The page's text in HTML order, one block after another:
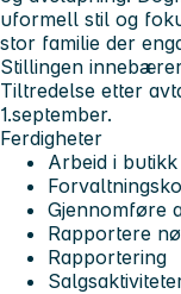
uformell stil og
stor familie der
Stillingen
Tiltredelse etter
1.september.
Ferdigheter
Arbeid i butikk
Gjennomføre
Rapportere
Rapportering